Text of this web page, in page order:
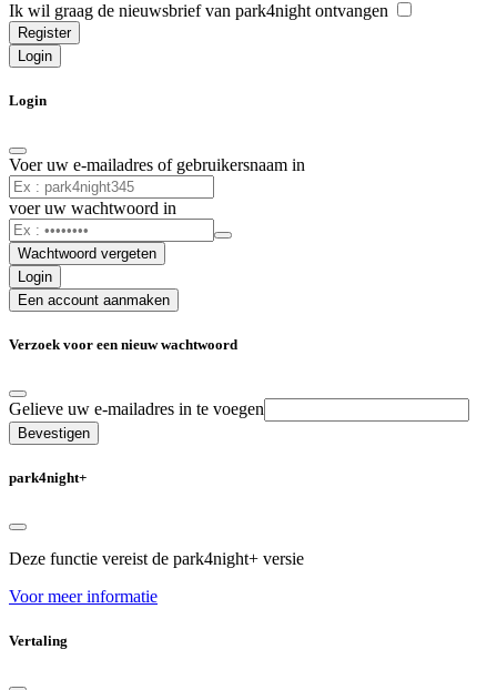
Ik wil graag de nieuwsbrief van park4night ontvangen
Register
Login
Login
Voer uw e-mailadres of gebruikersnaam in
voer uw wachtwoord in
Wachtwoord vergeten
Login
Een account aanmaken
Verzoek voor een nieuw wachtwoord
Gelieve uw e-mailadres in te voegen
Bevestigen
park4night+
Deze functie vereist de park4night+ versie
Voor meer informatie
Vertaling